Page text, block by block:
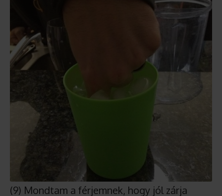
(9) Mondtam a férjemnek, hogy jól zárja